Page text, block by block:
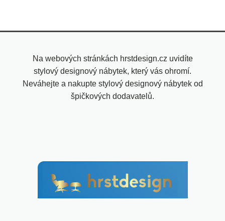
Na webových stránkách hrstdesign.cz uvidíte
stylový designový nábytek, který vás ohromí.
Neváhejte a nakupte stylový designový nábytek od
špičkových dodavatelů.